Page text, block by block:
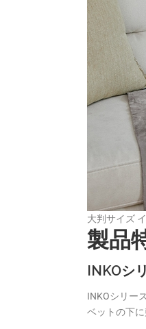
大判サイズ
製品
INKOシ
INKOシリー
ベットの下